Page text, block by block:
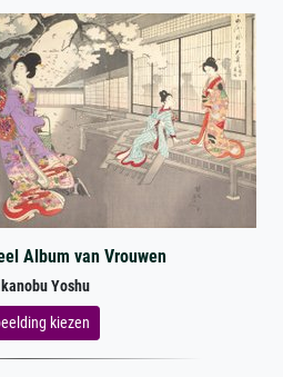
Album van Vrouwen
Yoshu
kiezen